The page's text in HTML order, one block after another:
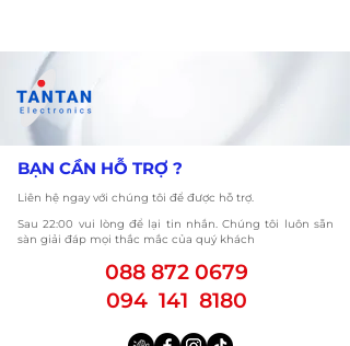
​BẠN CẦN HỖ TRỢ ?
Liên hệ ngay với chúng tôi để được hỗ trợ.
​Sau 22:00 vui lòng để lại tin nhắn. Chúng tôi luôn sẵn
sàn giải đáp mọi thắc mắc của quý khách
088 872 0679
094 141 8180